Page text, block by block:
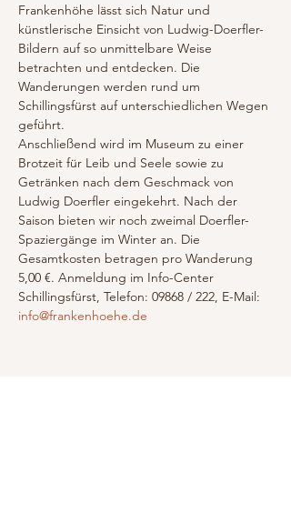
Frankenhöhe lässt sich Natur und
künstlerische Einsicht von Ludwig-Doerfler-
Bildern auf so unmittelbare Weise
betrachten und entdecken. Die
Wanderungen werden rund um
Schillingsfürst auf unterschiedlichen Wegen
geführt.
Anschließend wird im Museum zu einer
Brotzeit für Leib und Seele sowie zu
Getränken nach dem Geschmack von
Ludwig Doerfler eingekehrt. Nach der
Saison bieten wir noch zweimal Doerfler-
Spaziergänge im Winter an. Die
Gesamtkosten betragen pro Wanderung
5,00 €. Anmeldung im Info-Center
Schillingsfürst, Telefon: 09868 / 222, E-Mail:
info@frankenhoehe.de